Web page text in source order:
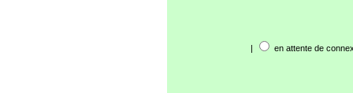
| en attente de